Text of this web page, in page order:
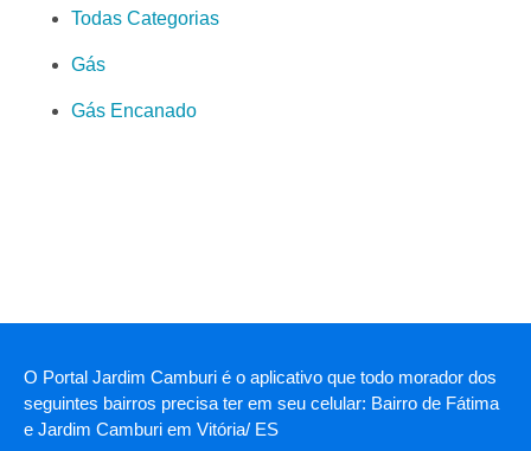
Todas Categorias
Gás
Gás Encanado
O Portal Jardim Camburi é o aplicativo que todo morador dos
seguintes bairros precisa ter em seu celular: Bairro de Fátima
e Jardim Camburi em Vitória/ ES